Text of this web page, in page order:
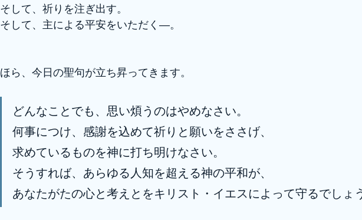
そして、祈りを注ぎ出す。
そして、主による平安をいただく―。
ほら、今日の聖句が立ち昇ってきます。
どんなことでも、思い煩うのはやめなさい。
何事につけ、感謝を込めて祈りと願いをささげ、
求めているものを神に打ち明けなさい。
そうすれば、あらゆる人知を超える神の平和が、
あなたがたの心と考えとをキリスト・イエスによって守るでしょ